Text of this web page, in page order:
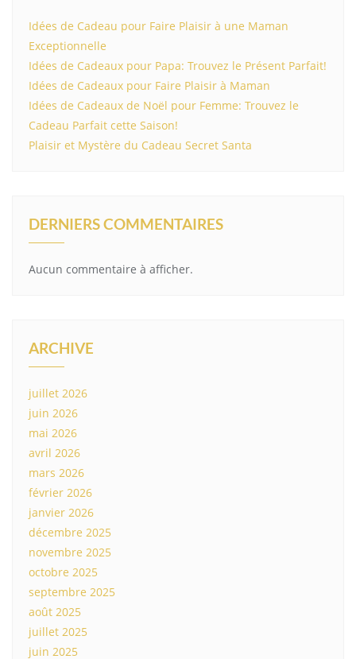
Idées de Cadeau pour Faire Plaisir à une Maman
Exceptionnelle
Idées de Cadeaux pour Papa: Trouvez le Présent Parfait!
Idées de Cadeaux pour Faire Plaisir à Maman
Idées de Cadeaux de Noël pour Femme: Trouvez le
Cadeau Parfait cette Saison!
Plaisir et Mystère du Cadeau Secret Santa
DERNIERS COMMENTAIRES
Aucun commentaire à afficher.
ARCHIVE
juillet 2026
juin 2026
mai 2026
avril 2026
mars 2026
février 2026
janvier 2026
décembre 2025
novembre 2025
octobre 2025
septembre 2025
août 2025
juillet 2025
juin 2025